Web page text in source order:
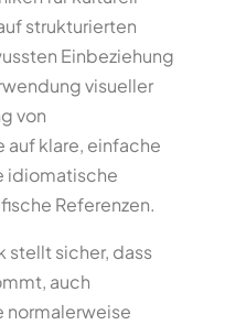
strukturierten
Einbeziehung
visueller
von
auf klare, einfache
idiomatische
Referenzen.
stellt sicher, dass
auch
normalerweise